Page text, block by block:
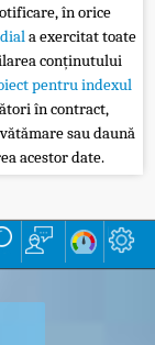
în orice
a exercitat toate
conținutului
pentru indexul
în contract,
sau daună
acestor date.